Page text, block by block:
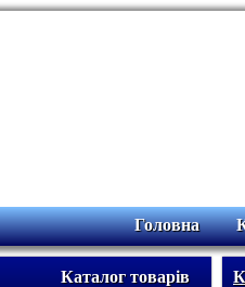
Головна
Каталог товарів